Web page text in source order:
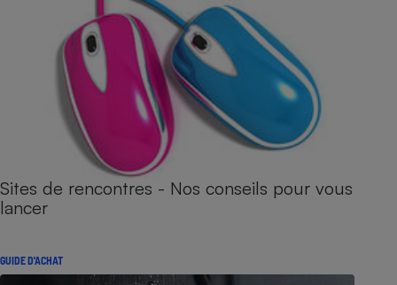
Sites de rencontres - Nos conseils pour vous
lancer
GUIDE D'ACHAT